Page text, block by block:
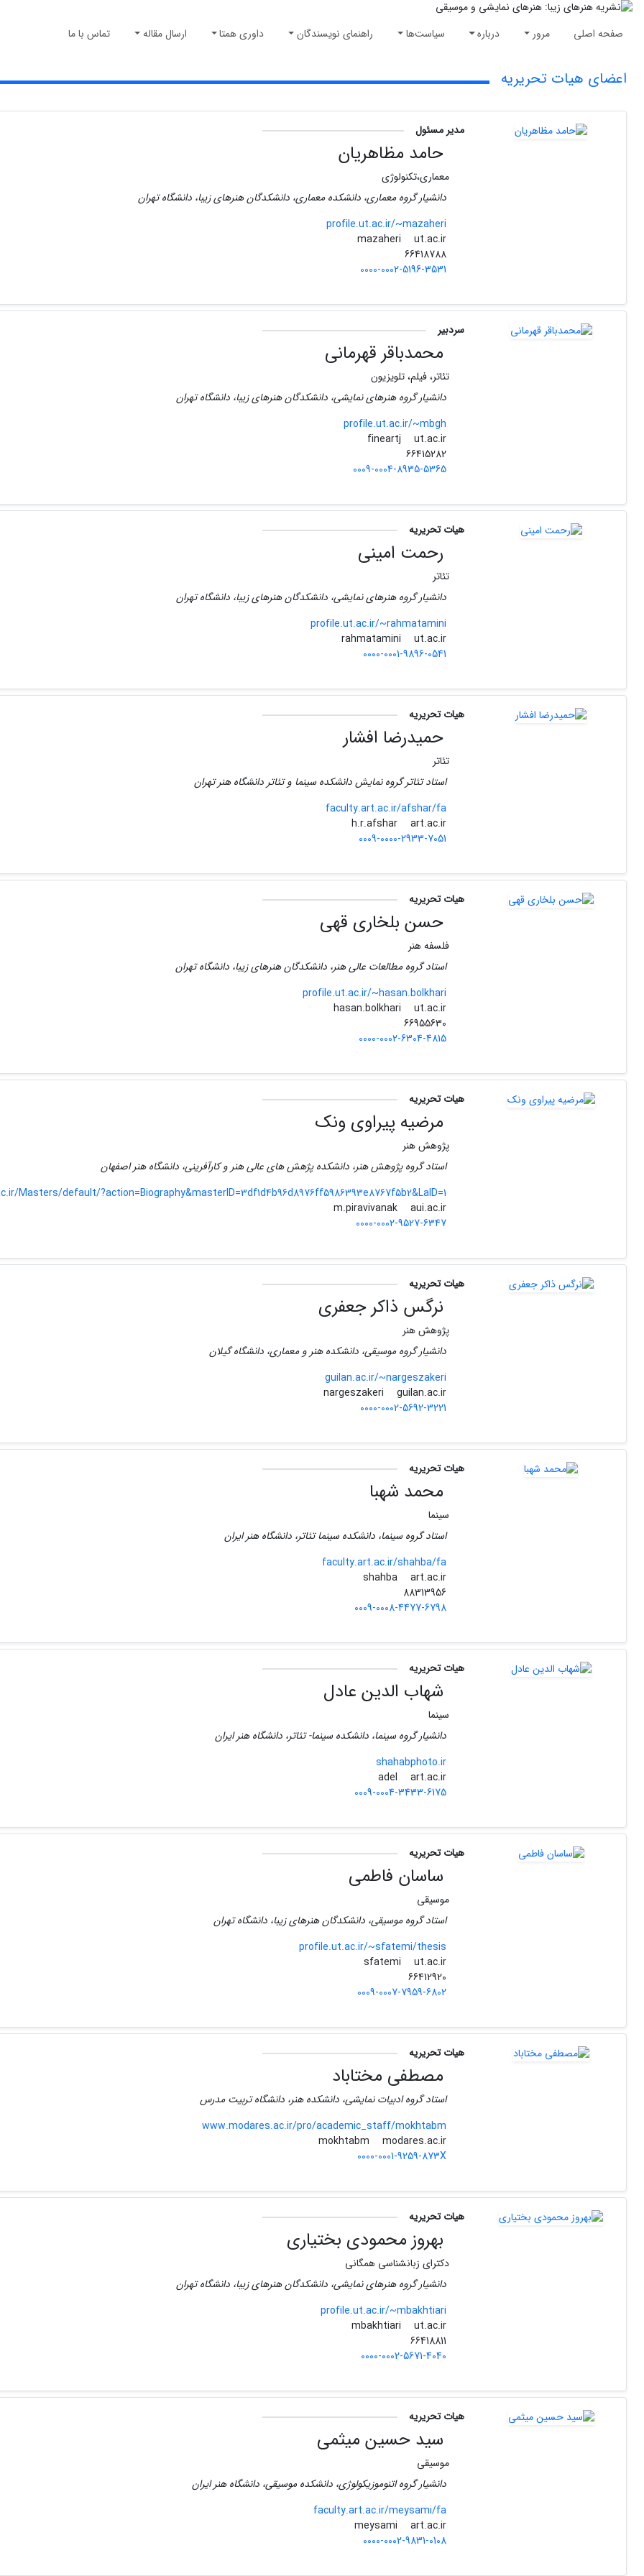
صفحه اصلی مرور درباره سیاست‌ها راهنمای نویسندگان داوری همتا ارسال مقاله تماس با ما
اعضای هیات تحریریه
مدیر مسئول
حامد مظاهریان
معماری،تکنولوژی
دانشیار گروه معماری، دانشکده معماری، دانشکدگان هنرهای زیبا، دانشگاه تهران
profile.ut.ac.ir/~mazaheri
mazaheri
ut.ac.ir
66418788
0000-0002-5196-3531
سردبیر
محمدباقر قهرمانی
تئاتر، فیلم، تلویزیون
دانشیار گروه هنرهای نمایشی، دانشکدگان هنرهای زیبا، دانشگاه تهران
profile.ut.ac.ir/~mbgh
fineartj
ut.ac.ir
66415282
0009-0004-8935-5365
هیات تحریریه
رحمت امینی
تئاتر
دانشیار گروه هنرهای نمایشی، دانشکدگان هنرهای زیبا، دانشگاه تهران
profile.ut.ac.ir/~rahmatamini
rahmatamini
ut.ac.ir
0000-0001-9896-0541
هیات تحریریه
حمیدرضا افشار
تئاتر
استاد تئاتر گروه نمایش دانشکده سینما و تئاتر دانشگاه هنر تهران
faculty.art.ac.ir/afshar/fa
h.r.afshar
art.ac.ir
0009-0000-2933-7051
هیات تحریریه
حسن بلخاری قهی
فلسفه هنر
استاد گروه مطالعات عالی هنر، دانشکدگان هنرهای زیبا، دانشگاه تهران
profile.ut.ac.ir/~hasan.bolkhari
hasan.bolkhari
ut.ac.ir
0000-0002-6304-4815
هیات تحریریه
مرضیه پیراوی ونک
پژوهش هنر
استاد گروه پژوهش هنر، دانشکده پژهش های عالی هنر و کارآفرینی، دانشگاه هنر اصفهان
Masters/default/?action=Biography&masterID=3df1d4b96d8976ff5986393e8767f5b2&LaID=1
m.piravivanak
aui.ac.ir
0000-0002-9527-6347
هیات تحریریه
نرگس ذاکر جعفری
پژوهش هنر
دانشیار گروه موسیقی، دانشکده هنر و معماری، دانشگاه گیلان
guilan.ac.ir/~nargeszakeri
nargeszakeri
guilan.ac.ir
0000-0002-5692-3221
هیات تحریریه
محمد شهبا
سینما
استاد گروه سینما، دانشکده سینما تئاتر، دانشگاه هنر ایران
faculty.art.ac.ir/shahba/fa
shahba
art.ac.ir
0009-0008-4477-6798
هیات تحریریه
شهاب الدین عادل
سینما
دانشیار گروه سینما، دانشکده سینما- تئاتر، دانشگاه هنر ایران
shahabphoto.ir
adel
art.ac.ir
0009-0004-3433-6175
هیات تحریریه
ساسان فاطمی
موسیقی
استاد گروه موسیقی، دانشکدگان هنرهای زیبا، دانشگاه تهران
profile.ut.ac.ir/~sfatemi/thesis
sfatemi
ut.ac.ir
0009-0007-7959-6802
هیات تحریریه
مصطفی مختاباد
استاد گروه ادبیات نمایشی، دانشکده هنر، دانشگاه تربیت مدرس
www.modares.ac.ir/pro/academic_staff/mokhtabm
mokhtabm
modares.ac.ir
0000-0001-9259-873X
هیات تحریریه
بهروز محمودی بختیاری
دکترای زبانشناسی همگانی
دانشیار گروه هنرهای نمایشی، دانشکدگان هنرهای زیبا، دانشگاه تهران
profile.ut.ac.ir/~mbakhtiari
mbakhtiari
ut.ac.ir
0000-0002-5671-4040
هیات تحریریه
سید حسین میثمی
موسیقی
دانشیار گروه اتنوموزیکولوژی، دانشکده موسیقی، دانشگاه هنر ایران
faculty.art.ac.ir/meysami/fa
meysami
art.ac.ir
0000-0002-9831-0108